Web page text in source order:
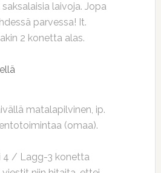
laivoja. Jopa
parvessa! It.
2 konetta alas.
matalapilvinen, ip.
(omaa).
4 / Lagg-3 konetta